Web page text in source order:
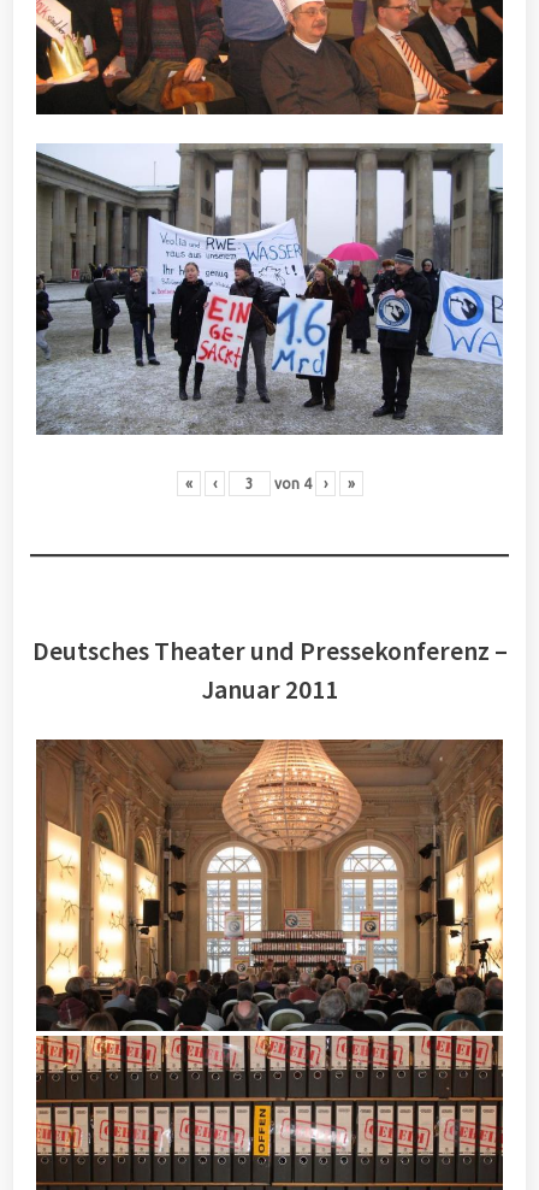
« ‹ von 4 › »
Deutsches Theater und Pressekonferenz –
Januar 2011